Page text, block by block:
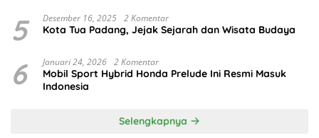
5 Desember 16, 2025 2 Komentar
Kota Tua Padang, Jejak Sejarah dan Wisata Budaya
6 Januari 24, 2026 2 Komentar
Mobil Sport Hybrid Honda Prelude Ini Resmi Masuk
Indonesia
Selengkapnya